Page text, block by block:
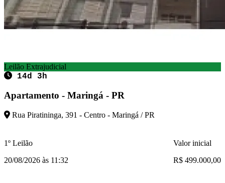
Leilão Extrajudicial
14d 3h
Apartamento - Maringá - PR
Rua Piratininga, 391 - Centro - Maringá / PR
1º Leilão
20/08/2026 às 11:32
Valor inicial
R$ 499.000,00